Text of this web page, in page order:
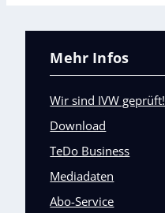
Mehr Infos
Wir sind IVW geprüft!
Download
TeDo Business
Mediadaten
Abo-Service